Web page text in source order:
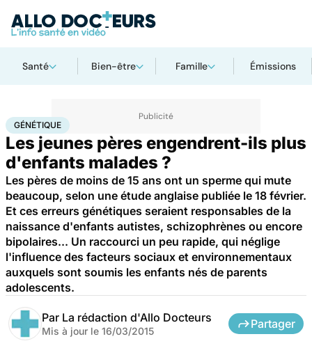
Santé Bien-être Famille Émissions
AccueilSanté Maladies Génétique
GÉNÉTIQUE
Les jeunes pères engendrent-ils plus
d'enfants malades ?
Les pères de moins de 15 ans ont un sperme qui mute
beaucoup, selon une étude anglaise publiée le 18 février.
Et ces erreurs génétiques seraient responsables de la
naissance d'enfants autistes, schizophrènes ou encore
bipolaires... Un raccourci un peu rapide, qui néglige
l'influence des facteurs sociaux et environnementaux
auxquels sont soumis les enfants nés de parents
adolescents.
Par La rédaction d'Allo Docteurs
Mis à jour le 16/03/2015
Partager